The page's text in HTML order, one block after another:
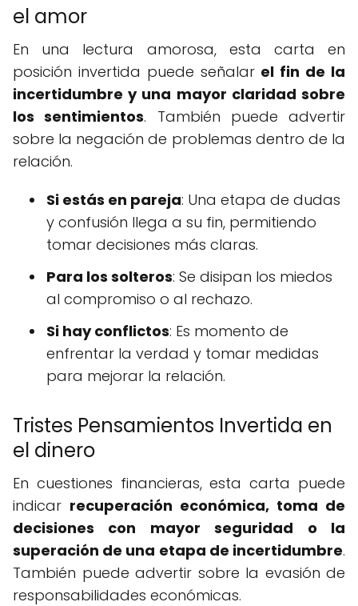
el amor
En una lectura amorosa, esta carta en
posición invertida puede señalar el fin de la
incertidumbre y una mayor claridad sobre
los sentimientos. También puede advertir
sobre la negación de problemas dentro de la
relación.
Si estás en pareja: Una etapa de dudas
y confusión llega a su fin, permitiendo
tomar decisiones más claras.
Para los solteros: Se disipan los miedos
al compromiso o al rechazo.
Si hay conflictos: Es momento de
enfrentar la verdad y tomar medidas
para mejorar la relación.
Tristes Pensamientos Invertida en
el dinero
En cuestiones financieras, esta carta puede
indicar recuperación económica, toma de
decisiones con mayor seguridad o la
superación de una etapa de incertidumbre.
También puede advertir sobre la evasión de
responsabilidades económicas.